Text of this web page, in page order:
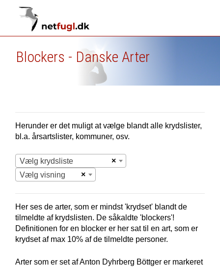
Blockers - Danske Arter
Herunder er det muligt at vælge blandt alle krydslister,
bl.a. årsartslister, kommuner, osv.
×
Vælg krydsliste
×
Vælg visning
Her ses de arter, som er mindst 'krydset' blandt de
tilmeldte af krydslisten. De såkaldte 'blockers'!
Definitionen for en blocker er her sat til en art, som er
krydset af max 10% af de tilmeldte personer.
Arter som er set af Anton Dyhrberg Böttger er markeret